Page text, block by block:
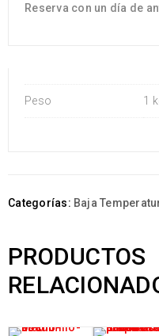
Reserva con un día de
Peso 1
Categorías: Baja
PRODUCTOS